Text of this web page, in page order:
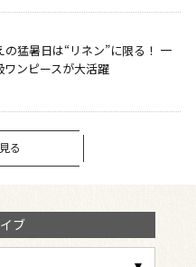
の猛暑日は“リネン”に限る！ 一
ンピースが大活躍
る
ブ